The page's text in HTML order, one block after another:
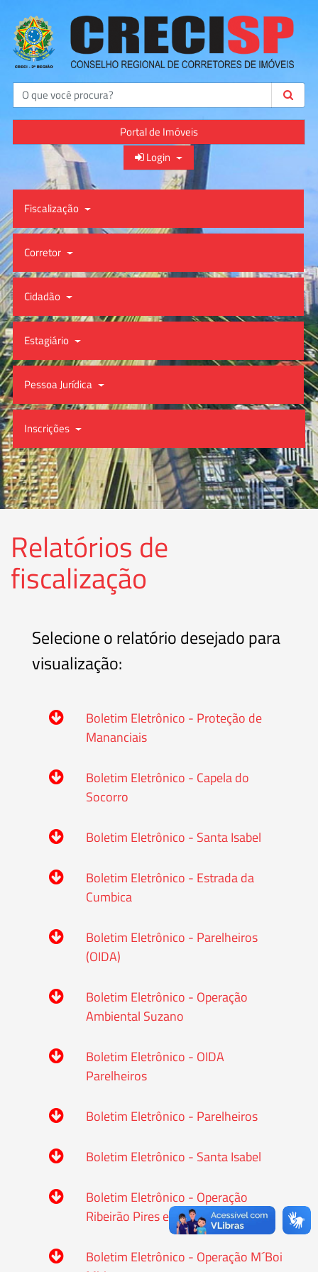
Buscar
Portal de Imóveis
Login
Fiscalização
Corretor
Cidadão
Estagiário
Pessoa Jurídica
Inscrições
Relatórios de
fiscalização
Selecione o relatório desejado para
visualização:
Boletim Eletrônico - Proteção de
Mananciais
Boletim Eletrônico - Capela do
Socorro
Boletim Eletrônico - Santa Isabel
Boletim Eletrônico - Estrada da
Cumbica
Boletim Eletrônico - Parelheiros
(OIDA)
Boletim Eletrônico - Operação
Ambiental Suzano
Boletim Eletrônico - OIDA
Parelheiros
Boletim Eletrônico - Parelheiros
Boletim Eletrônico - Santa Isabel
Boletim Eletrônico - Operação
Ribeirão Pires e Mauá
Boletim Eletrônico - Operação M´Boi